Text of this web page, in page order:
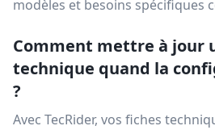
modèles et besoins spécifiques
Comment mettre à jour
technique quand la
?
Avec TecRider, vos fiches